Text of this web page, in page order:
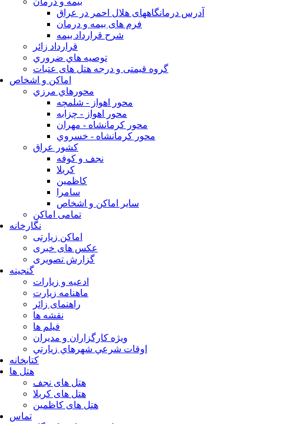
آدرس درمانگاههای هلال احمر در عراق
فرم های بیمه و درمان
شرح قرارداد بیمه
قرارداد زائر
توصيه هاي ضروري
گروه قیمتی و درجه هتل های عتبات
اماکن و اشخاص
محورهاي مرزي
محور اهواز - شلمچه
محور اهواز - چزابه
محور كرمانشاه - مهران
محور كرمانشاه - خسروي
كشور عراق
نجف و كوفه
كربلا
كاظمين
سامرا
ساير اماكن و اشخاص
تمامی اماکن
نگارخانه
اماکن زیارتی
عکس های خبری
گزارش تصویری
گنجینه
ادعیه و زیارات
ماهنامه زیارت
راهنمای زائر
نقشه ها
فیلم ها
ويژه كارگزاران و مديران
اوقات شرعي شهرهاي زيارتي
کتابخانه
هتل ها
هتل های نجف
هتل های کربلا
هتل های کاظمین
تماس